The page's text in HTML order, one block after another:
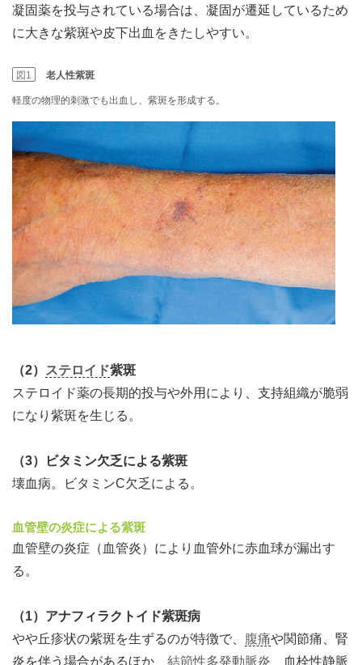
凝固薬を投与されている場合は、凝固が遷延しているため
に大きな紫斑や皮下出血をきたしやすい。
図1 老人性紫斑
軽度の物理的刺激でも出血し、紫斑を形成する。
（2） ステロイド紫斑
ステロイド薬の長期的投与や外用により、支持組織が脆弱
になり紫斑を生じる。
（3）ビタミン欠乏による紫斑
壊血病。ビタミンC欠乏による。
血管壁の炎症による紫斑
血管壁の炎症（血管炎）により血管外に赤血球が漏出す
る。
（1）アナフィラクトイド紫斑病
やや丘疹状の紫斑を生ずるのが特徴で、
腹痛や関節痛、腎
炎を伴う場合があるほか、 結節性多発動脈炎 、血栓性静脈